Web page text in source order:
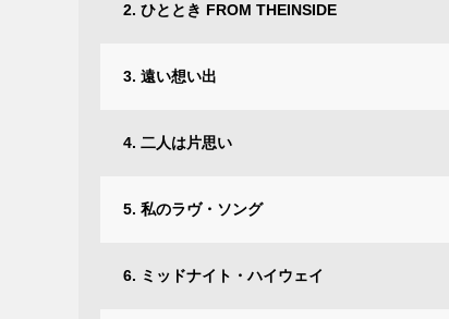
2. ひととき FROM THEINSIDE
3. 遠い想い出
4. 二人は片思い
5. 私のラヴ・ソング
6. ミッドナイト・ハイウェイ